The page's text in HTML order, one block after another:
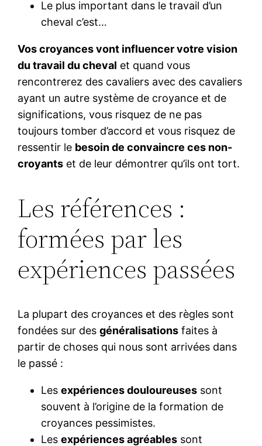
Le plus important dans le travail d’un
cheval c’est…
Vos croyances vont influencer votre vision
du travail du cheval et quand vous
rencontrerez des cavaliers avec des cavaliers
ayant un autre système de croyance et de
significations, vous risquez de ne pas
toujours tomber d’accord et vous risquez de
ressentir le besoin de convaincre ces non-
croyants et de leur démontrer qu’ils ont tort.
Les références :
formées par les
expériences passées
La plupart des croyances et des règles sont
fondées sur desgénéralisations faites à
partir de choses qui nous sont arrivées dans
le passé :
Lesexpériences douloureuses sont
souvent à l’origine de la formation de
croyances pessimistes.
Lesexpériences agréables sont